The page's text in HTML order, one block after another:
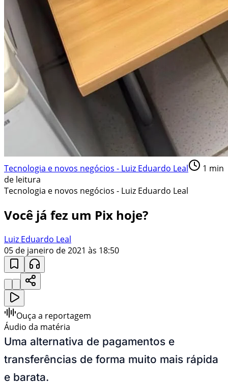
Tecnologia e novos negócios - Luiz Eduardo Leal 1 min
de leitura
Tecnologia e novos negócios - Luiz Eduardo Leal
Você já fez um Pix hoje?
Luiz Eduardo Leal
05 de janeiro de 2021 às 18:50
Ouça a reportagem
Áudio da matéria
Uma alternativa de pagamentos e
transferências de forma muito mais rápida
e barata.